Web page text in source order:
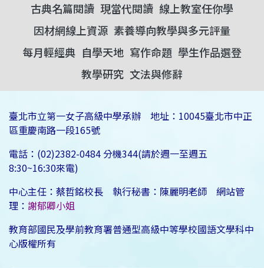
古典名篇閱讀 現當代閱讀 線上教室任你學
因材網線上資源 素養導向教學與多元評量
每月輕經典 自學天地 寫作命題 學生作品選登
教學研究 文法與修辭
臺北市立第一女子高級中學承辦 地址：10045臺北市中正
區重慶南路一段165號
電話：(02)2382-0484 分機344(請於週一至週五
8:30~16:30來電)
中心主任：蔡哲銘校長 執行秘書：陳麗明老師 網站管
理： 謝郁卿小姐
教育部國民及學前教育署普通型高級中等學校國語文學科中
心版權所有